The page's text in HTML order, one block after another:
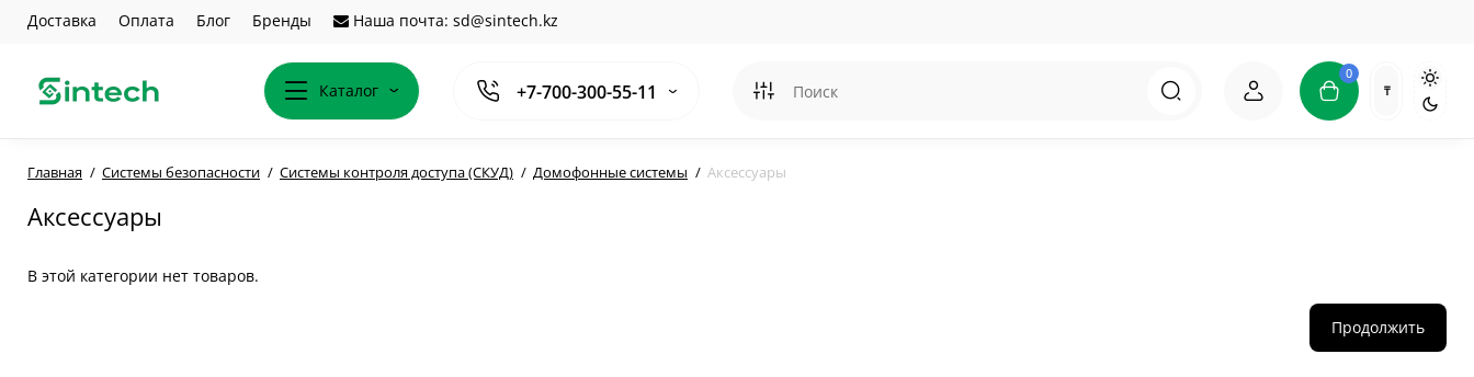
Доставка Оплата Блог Бренды Наша почта: sd@sintech.kz
Каталог +7-700-300-55-11
0
₸
Главная Системы безопасности Системы контроля доступа (СКУД) Домофонные системы Аксессуары
Аксессуары
В этой категории нет товаров.
Продолжить